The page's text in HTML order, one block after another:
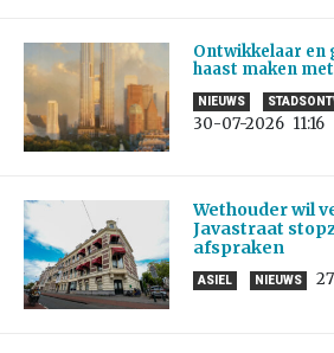
Ontwikkelaar en
haast maken
NIEUWS
30-07-2026 11:16
Wethouder wil
Javastraat
afspraken
ASIEL NIEUWS